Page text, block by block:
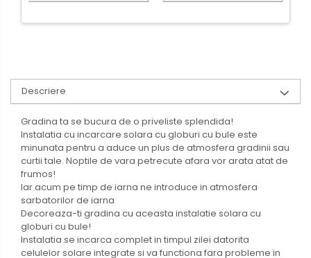
Descriere
Gradina ta se bucura de o priveliste splendida!
Instalatia cu incarcare solara cu globuri cu bule este
minunata pentru a aduce un plus de atmosfera gradinii sau
curtii tale. Noptile de vara petrecute afara vor arata atat de
frumos!
Iar acum pe timp de iarna ne introduce in atmosfera
sarbatorilor de iarna
Decoreaza-ti gradina cu aceasta instalatie solara cu
globuri cu bule!
Instalatia se incarca complet in timpul zilei datorita
celulelor solare integrate si va functiona fara probleme in